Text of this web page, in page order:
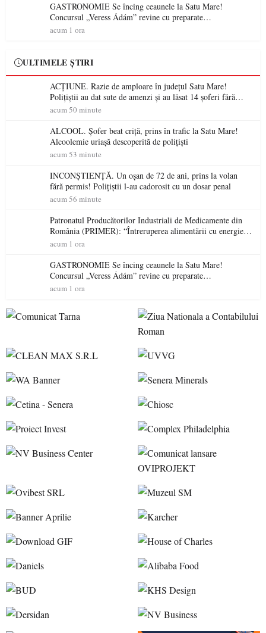
GASTRONOMIE Se încing ceaunele la Satu Mare!
Concursul „Veress Ádám” revine cu preparate
spectaculoase, premii și un jurat de renume
acum 1 ora
ULTIMELE ȘTIRI
ACȚIUNE. Razie de amploare în județul Satu Mare!
Polițiștii au dat sute de amenzi și au lăsat 14 șoferi fără
permis într-o singură zi
acum 50 minute
ALCOOL. Șofer beat criță, prins în trafic la Satu Mare!
Alcoolemie uriașă descoperită de polițiști
acum 53 minute
INCONȘTIENȚĂ. Un oșan de 72 de ani, prins la volan
fără permis! Polițiștii l-au cadorosit cu un dosar penal
acum 56 minute
Patronatul Producătorilor Industriali de Medicamente din
România (PRIMER): “Întreruperea alimentării cu energie
electrică a fabricilor de medicamente va pune în pericol
acum 1 ora
GASTRONOMIE Se încing ceaunele la Satu Mare!
Concursul „Veress Ádám” revine cu preparate
spectaculoase, premii și un jurat de renume
acum 1 ora